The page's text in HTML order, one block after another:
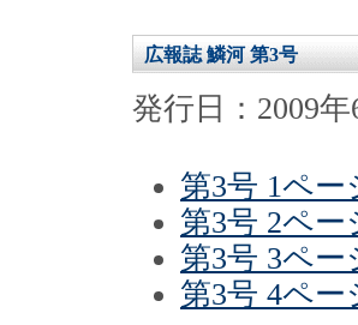
広報誌 鱗河 第3号
発行日：2009年
第3号 1ペー
第3号 2ペー
第3号 3ペー
第3号 4ペー